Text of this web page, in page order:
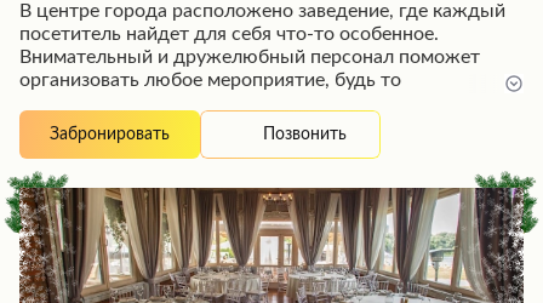
В центре города расположено заведение, где каждый
посетитель найдет для себя что-то особенное.
Внимательный и дружелюбный персонал поможет
организовать любое мероприятие, будь то
повар виртуозно готовит блюда на мангале, а
официанты быстро и качественно обслужат гостей.
Уютная атмосфера, вкусная еда по приемлемым ценам
и отличная музыка ждут всех, кто решит посетить это
заведение.
Забронировать Позвонить